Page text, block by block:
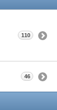
110
46